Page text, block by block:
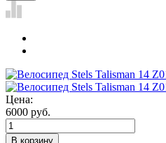
Цена:
6000 руб.